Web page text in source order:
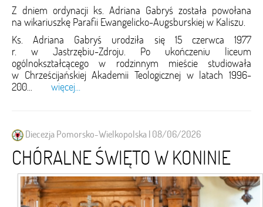
Z dniem ordynacji ks. Adriana Gabryś została powołana
na wikariuszkę Parafii Ewangelicko-Augsburskiej w Kaliszu.
Ks. Adriana Gabryś urodziła się 15 czerwca 1977
r. w Jastrzębiu-Zdroju. Po ukończeniu liceum
ogólnokształcącego w rodzinnym mieście studiowała
w Chrześcijańskiej Akademii Teologicznej w latach 1996-
200... więcej...
Diecezja Pomorsko-Wielkopolska | 08/06/2026
CHÓRALNE ŚWIĘTO W KONINIE